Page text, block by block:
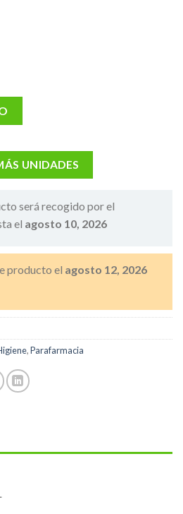
UNIDADES
será recogido por el
el agosto 10, 2026
producto el agosto 12, 2026
,Parafarmacia